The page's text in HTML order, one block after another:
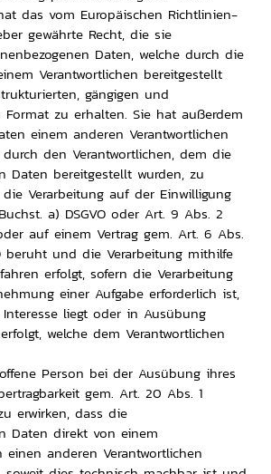
das vom Europäischen Richtlinien-
gewährte Recht, die sie
Daten, welche durch die
Verantwortlichen bereitgestellt
gängigen und
Format zu erhalten. Sie hat außerdem
einem anderen Verantwortlichen
den Verantwortlichen, dem die
Daten bereitgestellt wurden, zu
Verarbeitung auf der Einwilligung
a) DSGVO oder Art. 9 Abs. 2
auf einem Vertrag gem. Art. 6 Abs.
beruht und die Verarbeitung mithilfe
erfolgt, sofern die Verarbeitung
einer Aufgabe erforderlich ist,
liegt oder in Ausübung
welche dem Verantwortlichen
Person bei der Ausübung ihres
gem. Art. 20 Abs. 1
erwirken, dass die
Daten direkt von einem
einen anderen Verantwortlichen